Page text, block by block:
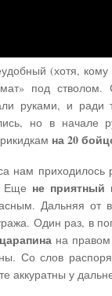
(хотя,
под стволом.
руками, и ради
но в начале
на 20
нам приходилось
Еще не приятный
Дальняя от
Один раз, в
царапинана правом
Со слов
аккуратны у